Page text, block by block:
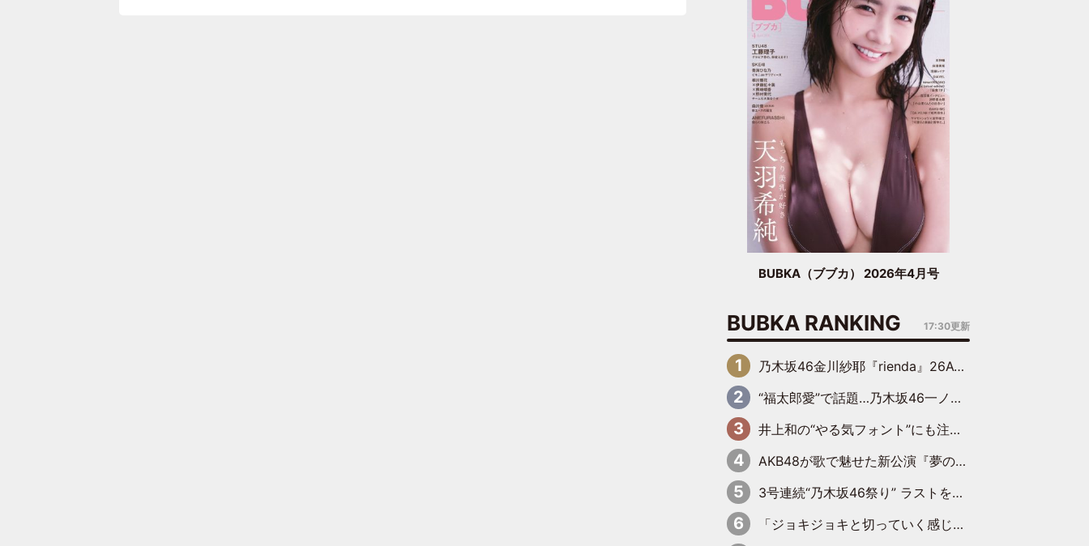
BUBKA（ブブカ） 2026年4月号
BUBKA RANKING 17:30更新
乃木坂46金川紗耶『rienda』26AW LOOKモデルに就任
“福太郎愛”で話題…乃木坂46一ノ瀬美空、地元福岡『めんべい25周年トップサポーター』に就任
井上和の“やる気フォント”にも注目 乃木坂46が挑んだ書道パフォーマンスの舞台裏
AKB48が歌で魅せた新公演『夢のポップスター』 初日から全身全霊のステージ
3号連続“乃木坂46祭り” ラストを飾るのは賀喜遥香…5年ぶりの登場に「5年分大人になった私を見ていただけたら」
「ジョキジョキと切っていく感じ」STU48中村舞、新しい挑戦は自らの手で